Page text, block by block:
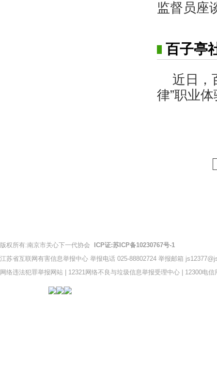
监督员座
百子亭
近日，
律”职业
版权所有:南京市关心下一代协会
ICP证:苏ICP备10230767号-1
江苏省互联网有害信息举报中心 举报电话 025-88802724 举报邮箱
网络违法犯罪举报网站
12321网络不良与垃圾信息举报受理中心 12300电信